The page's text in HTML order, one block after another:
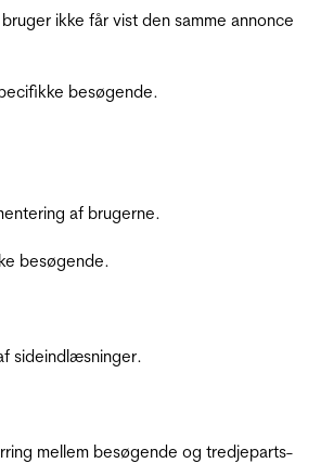
ikke får vist den samme annonce
besøgende.
af brugerne.
besøgende.
sideindlæsninger.
mellem besøgende og tredjeparts-